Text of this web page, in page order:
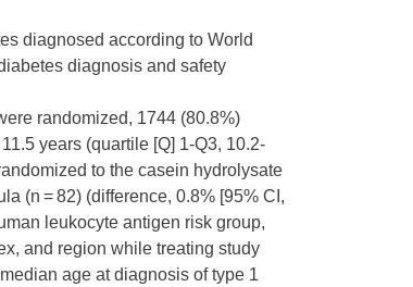
diagnosed according to World
diagnosis and safety
randomized, 1744 (80.8%)
years (quartile [Q] 1-Q3, 10.2-
to the casein hydrolysate
(n = 82) (difference, 0.8% [95% CI,
leukocyte antigen risk group,
and region while treating study
age at diagnosis of type 1